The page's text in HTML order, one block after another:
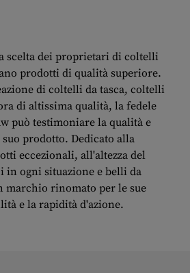
scelta dei proprietari di coltelli
prodotti di qualità superiore.
di coltelli da tasca, coltelli
di altissima qualità, la fedele
può testimoniare la qualità e
prodotto. Dedicato alla
eccezionali, all'altezza del
ogni situazione e belli da
marchio rinomato per le sue
e la rapidità d'azione.